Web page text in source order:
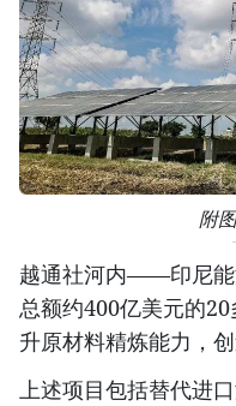
附
越通社河内——印尼能
总额约400亿美元的
升原材料精炼能力，
上述项目包括替代进